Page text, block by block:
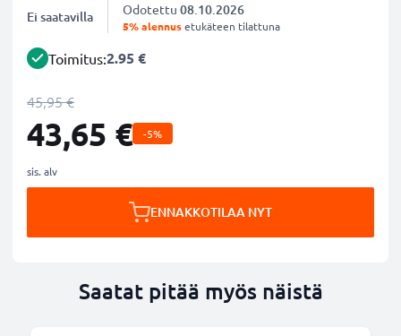
Ei saatavilla Odotettu 08.10.2026
5% alennusetukäteen tilattuna
Toimitus:2.95 €
45,95 €
43,65 € -5%
sis. alv
ENNAKKOTILAA NYT
Saatat pitää myös näistä